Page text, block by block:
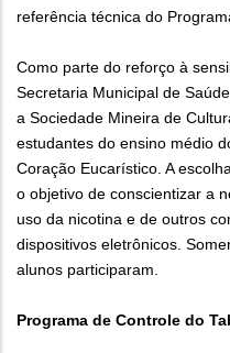
referência técnica do
Como parte do reforço à
Secretaria Municipal de
a Sociedade Mineira de
estudantes do ensino médio
Coração Eucarístico. A
o objetivo de conscientizar a
uso da nicotina e de outros
dispositivos eletrônicos.
alunos participaram.
Programa de Controle do